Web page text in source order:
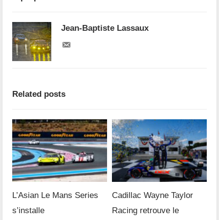
Jean-Baptiste Lassaux
Related posts
L’Asian Le Mans Series
s’installe
Cadillac Wayne Taylor
Racing retrouve le